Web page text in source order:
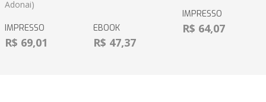
Adonai)
IMPRESSO
R$ 69,01
EBOOK
R$ 47,37
IMPRESSO
R$ 64,07